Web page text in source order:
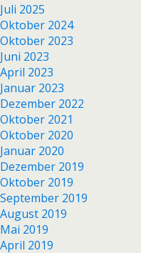
Juli 2025
Oktober 2024
Oktober 2023
Juni 2023
April 2023
Januar 2023
Dezember 2022
Oktober 2021
Oktober 2020
Januar 2020
Dezember 2019
Oktober 2019
September 2019
August 2019
Mai 2019
April 2019